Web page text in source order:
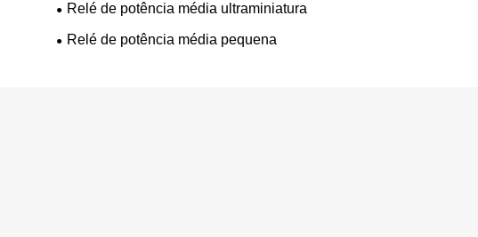
Relé de potência média ultraminiatura
Relé de potência média pequena